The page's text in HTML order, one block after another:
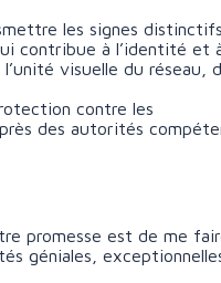
les signes
contribue à l’identité et
visuelle du réseau,
contre les
des autorités
promesse est de me
géniales,